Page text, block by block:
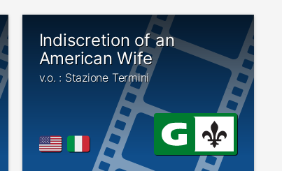
Indiscretion of an
American Wife
v.o. : Stazione Termini